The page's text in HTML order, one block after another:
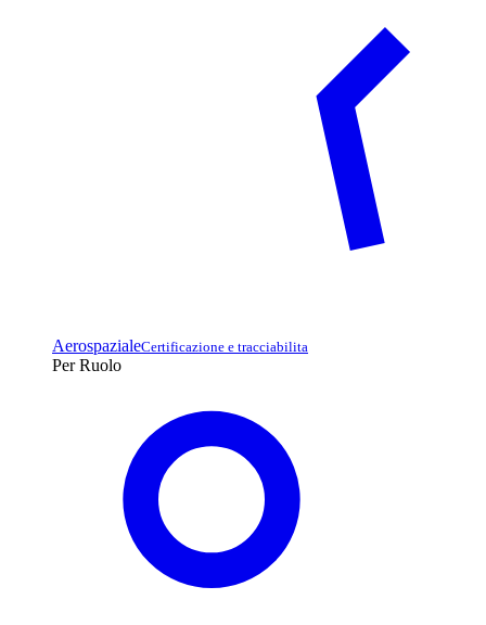
AerospazialeCertificazione e tracciabilita
Per Ruolo